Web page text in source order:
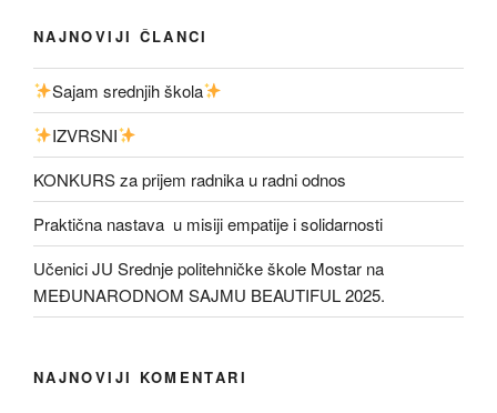
NAJNOVIJI ČLANCI
Sajam srednjih škola
IZVRSNI
KONKURS za prijem radnika u radni odnos
Praktična nastava u misiji empatije i solidarnosti
Učenici JU Srednje politehničke škole Mostar na
MEĐUNARODNOM SAJMU BEAUTIFUL 2025.
NAJNOVIJI KOMENTARI